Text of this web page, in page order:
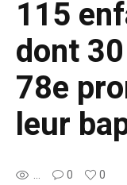
115
dont
78e
leur
... 0 0